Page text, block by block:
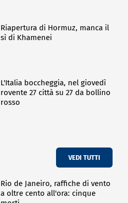
Riapertura di Hormuz, manca il
sì di Khamenei
L'Italia boccheggia, nel giovedì
rovente 27 città su 27 da bollino
rosso
VEDI TUTTI
Rio de Janeiro, raffiche di vento
a oltre cento all'ora: cinque